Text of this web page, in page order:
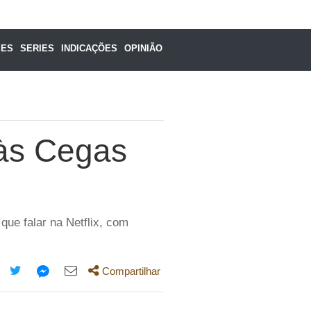
SERIES INDICAÇÕES OPINIÃO
Cegas
falar na Netflix, com
Compartilhe
Compartilhe
Compartilhe
Compartilhar